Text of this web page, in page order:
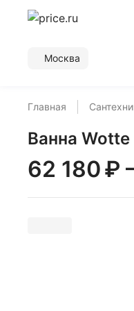
Москва
Главная
Ванна
62 180 ₽